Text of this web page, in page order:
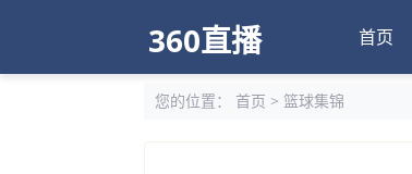
360直播 首页
您的位置： 首页 > 篮球集锦